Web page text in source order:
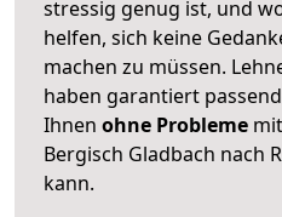
stressig genug ist, und
helfen, sich keine
machen zu müssen.
haben garantiert
Ihnen ohne Probleme
Bergisch Gladbach nach
kann.